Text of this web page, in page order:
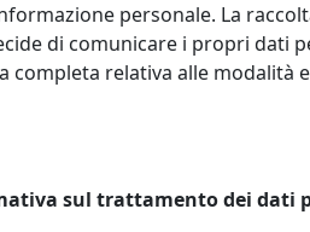
personale. La
di comunicare i propri dati
relativa alle
sul trattamento dei dati